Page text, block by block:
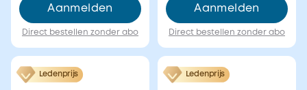
Aanmelden
Direct bestellen zonder abo
Aanmelden
Direct bestellen zonder abo
Ledenprijs Ledenprijs